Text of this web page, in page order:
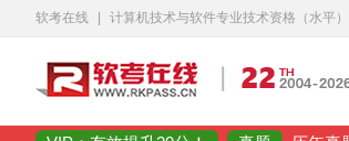
软考在线 计算机技术与软件专业技术资格（水平